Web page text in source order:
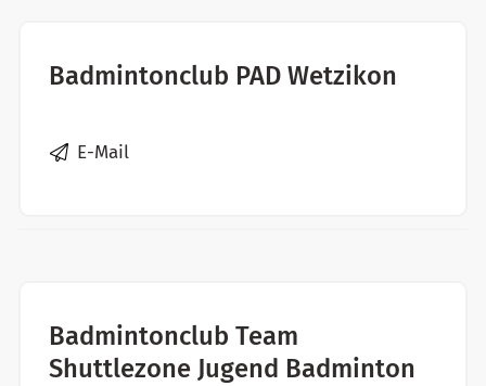
Badmintonclub PAD Wetzikon
E-Mail
Badmintonclub Team
Shuttlezone Jugend Badminton